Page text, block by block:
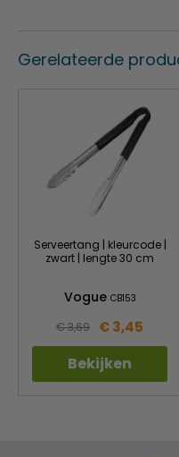
Gerelateerde
Serveertang | kleurcode |
zwart | lengte 30 cm
Vogue CB153
€ 3,69 € 3,45
Bekijken